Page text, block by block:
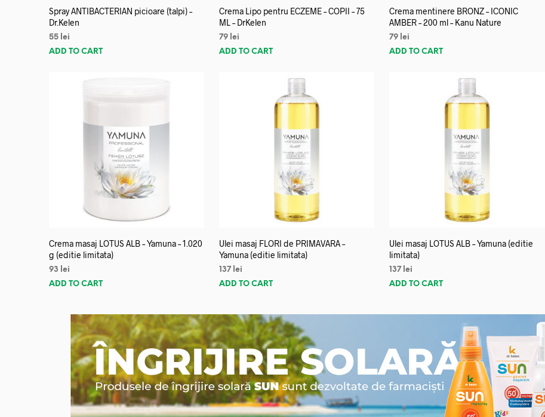
Spray ANTIBACTERIAN picioare (talpi) –
Dr.Kelen
55 lei
ADD TO CART
Crema Lipo pentru ECZEME – COPII – 75
ML – DrKelen
79 lei
ADD TO CART
Crema mentinere BRONZ – ICONIC
AMBER – 200 ml – Kanu Nature
79 lei
ADD TO CART
Crema masaj LOTUS ALB – Yamuna – 1.020
g (editie limitata)
93
lei
ADD TO CART
Ulei masaj FLORI de PRIMAVARA –
Yamuna (editie limitata)
137 lei
ADD TO CART
Ulei masaj LOTUS ALB – Yamuna (editie
limitata)
137 lei
ADD TO CART